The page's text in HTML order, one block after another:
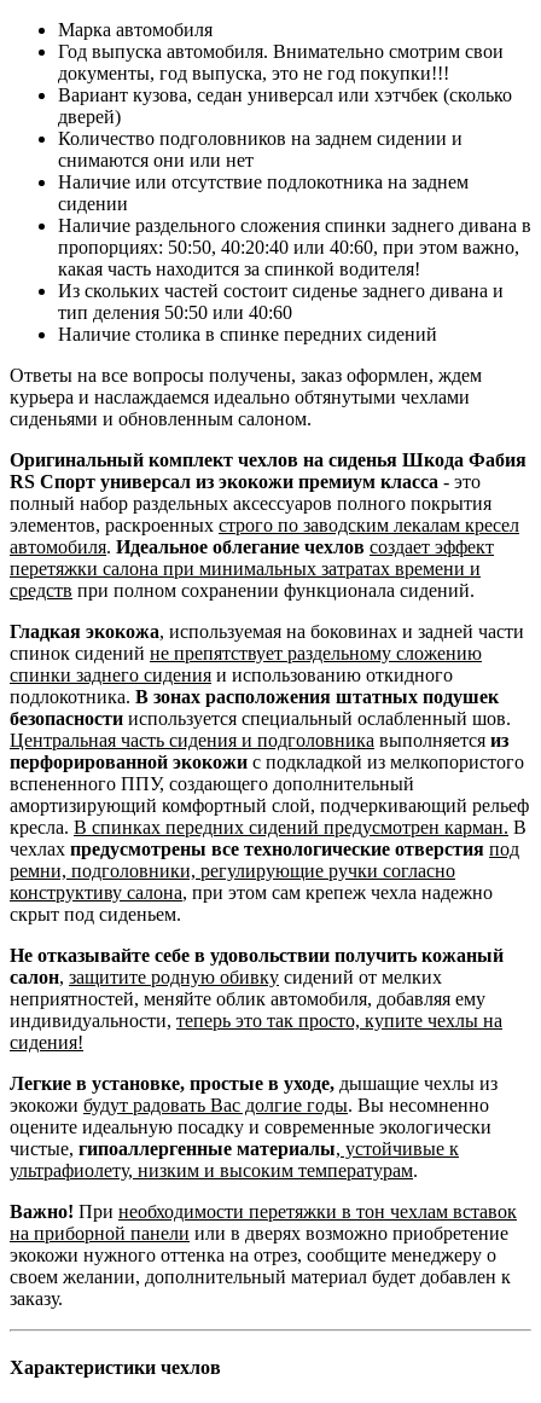
Марка автомобиля
Год выпуска автомобиля. Внимательно смотрим свои
документы, год выпуска, это не год покупки!!!
Вариант кузова, седан универсал или хэтчбек (сколько
дверей)
Количество подголовников на заднем сидении и
снимаются они или нет
Наличие или отсутствие подлокотника на заднем
сидении
Наличие раздельного сложения спинки заднего дивана в
пропорциях: 50:50, 40:20:40 или 40:60, при этом важно,
какая часть находится за спинкой водителя!
Из скольких частей состоит сиденье заднего дивана и
тип деления 50:50 или 40:60
Наличие столика в спинке передних сидений
Ответы на все вопросы получены, заказ оформлен, ждем
курьера и наслаждаемся идеально обтянутыми чехлами
сиденьями и обновленным салоном.
Оригинальный комплект чехлов на сиденья Шкода Фабия
RS Спорт универсал из экокожи премиум класса - это
полный набор раздельных аксессуаров полного покрытия
элементов, раскроенных строго по заводским лекалам кресел
автомобиля. Идеальное облегание чехлов создает эффект
перетяжки салона при минимальных затратах времени и
средств при полном сохранении функционала сидений.
Гладкая экокожа, используемая на боковинах и задней части
спинок сидений не препятствует раздельному сложению
спинки заднего сидения и использованию откидного
подлокотника. В зонах расположения штатных подушек
безопасности используется специальный ослабленный шов.
Центральная часть сидения и подголовника выполняется из
перфорированной экокожи с подкладкой из мелкопористого
вспененного ППУ, создающего дополнительный
амортизирующий комфортный слой, подчеркивающий рельеф
кресла. В спинках передних сидений предусмотрен карман. В
чехлах предусмотрены все технологические отверстия под
ремни, подголовники, регулирующие ручки согласно
конструктиву салона, при этом сам крепеж чехла надежно
скрыт под сиденьем.
Не отказывайте себе в удовольствии получить кожаный
салон, защитите родную обивку сидений от мелких
неприятностей, меняйте облик автомобиля, добавляя ему
индивидуальности, теперь это так просто, купите чехлы на
сидения!
Легкие в установке, простые в уходе, дышащие чехлы из
экокожи будут радовать Вас долгие годы. Вы несомненно
оцените идеальную посадку и современные экологически
чистые, гипоаллергенные материалы, устойчивые к
ультрафиолету, низким и высоким температурам.
Важно! При необходимости перетяжки в тон чехлам вставок
на приборной панели или в дверях возможно приобретение
экокожи нужного оттенка на отрез, сообщите менеджеру о
своем желании, дополнительный материал будет добавлен к
заказу.
Характеристики чехлов